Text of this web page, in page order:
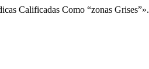
Calificadas Como “zonas Grises”».